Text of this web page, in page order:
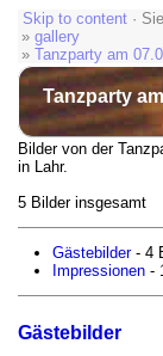
Skip to content ·
» gallery
» Tanzparty am
Tanzparty
Bilder von der
in Lahr.
5 Bilder insgesamt
Gästebilder- 4
Impressionen-
Gästebilder